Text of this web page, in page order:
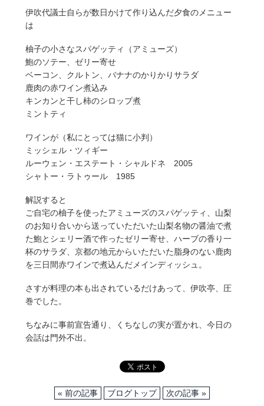
伊吹代議士自らが数日かけて作り込んだ夕食のメニュー
は
柚子の小さなスパゲッティ（アミューズ）
鮑のソテー、ゼリー寄せ
ベーコン、クルトン、バナナのかりかりサラダ
鹿肉の赤ワイン煮込み
キンカンと干し柿のシロップ煮
ミントティ
ワインが（私にとっては猫に小判）
ミッシェル・ツィギー
ルーウェン・エステート・シャルドネ 2005
シャトー・ラトゥール 1985
解説すると
ご自宅の柚子を使ったアミューズのスパゲッティ、山梨
のお知り合いから送っていただいた山梨名物の醤油で煮
た鮑とシェリー酒で作ったゼリー寄せ、ハーブの香り一
杯のサラダ、京都の地元からいただいた脂身のない鹿肉
を三日間赤ワインで煮込んだメインディッシュ。
さすが料理の本も出されているだけあって、伊吹亭、圧
巻でした。
ちなみに事前宣告通り、くちなしの実が置かれ、今日の
会話は門外不出。
« 前の記事 ブログトップ 次の記事 »